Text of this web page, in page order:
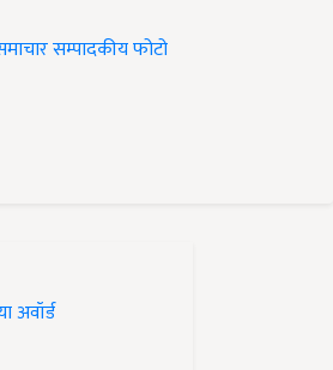
सम्पादकीयफोटो
अवॉर्ड